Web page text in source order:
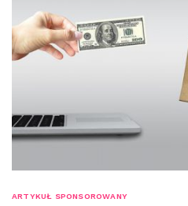
ARTYKUŁ SPONSOROWANY